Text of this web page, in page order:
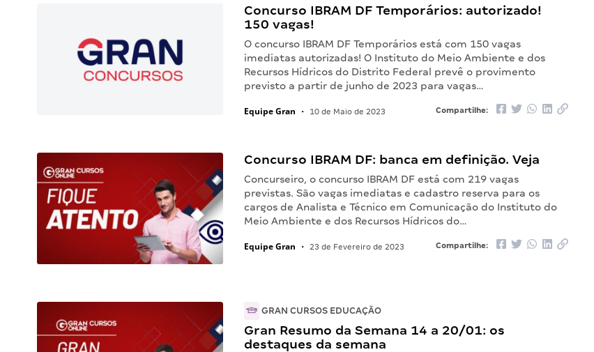
Concurso IBRAM DF Temporários: autorizado!
150 vagas!
O concurso IBRAM DF Temporários está com 150 vagas
imediatas autorizadas! O Instituto do Meio Ambiente e dos
Recursos Hídricos do Distrito Federal prevê o provimento
previsto a partir de junho de 2023 para vagas…
Equipe Gran • 10 de Maio de 2023 Compartilhe:
Concurso IBRAM DF: banca em definição. Veja
Concurseiro, o concurso IBRAM DF está com 219 vagas
previstas. São vagas imediatas e cadastro reserva para os
cargos de Analista e Técnico em Comunicação do Instituto do
Meio Ambiente e dos Recursos Hídricos do…
Equipe Gran • 23 de Fevereiro de 2023 Compartilhe:
GRAN CURSOS EDUCAÇÃO
Gran Resumo da Semana 14 a 20/01: os
destaques da semana